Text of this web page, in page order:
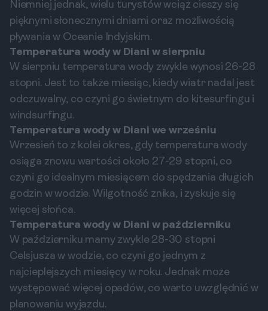
Niemniej jednak, wielu turystów wciąż cieszy się
pięknymi słonecznymi dniami oraz możliwością
pływania w Oceanie Indyjskim.
Temperatura wody w Diani w sierpniu
W sierpniu temperatura wody zwykle wynosi 26-28
stopni. Jest to także miesiąc, kiedy wiatr nadal jest
odczuwalny, co czyni go świetnym do kitesurfingu i
windsurfingu.
Temperatura wody w Diani we wrześniu
Wrzesień to z kolei okres, gdy temperatura wody
osiąga znowu wartości około 27-29 stopni, co
czyni go idealnym miesiącem do spędzania długich
godzin w wodzie. Wilgotność znika, i zyskuje się
więcej słońca.
Temperatura wody w Diani w październiku
W październiku mamy zwykle 28-30 stopni
Celsjusza w wodzie, co czyni go jednym z
najcieplejszych miesięcy w roku. Jednak może
występować więcej opadów, co warto uwzględnić w
planowaniu wyjazdu.